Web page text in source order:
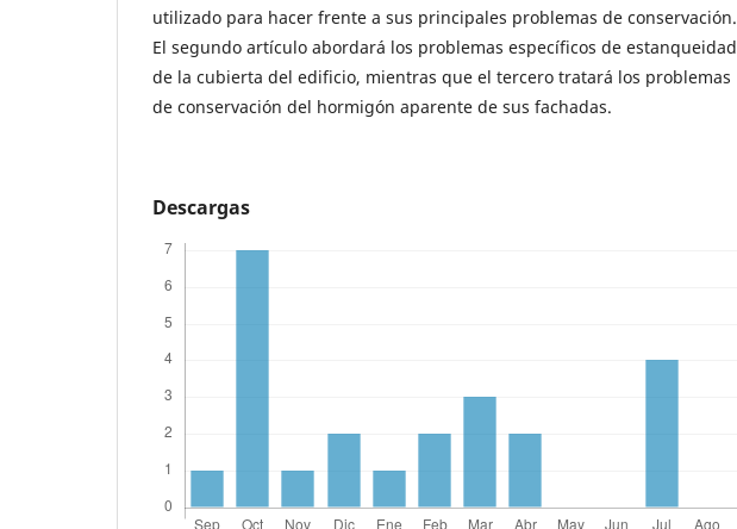
utilizado para hacer frente a sus principales problemas de conservación.
El segundo artículo abordará los problemas específicos de estanqueidad
de la cubierta del edificio, mientras que el tercero tratará los problemas
de conservación del hormigón aparente de sus fachadas.
Descargas